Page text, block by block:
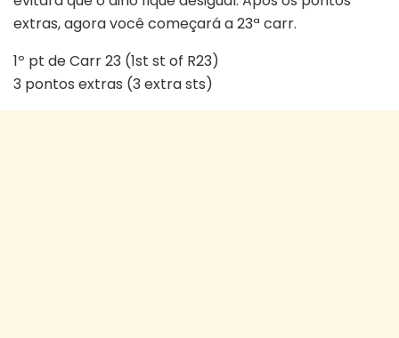
extras, agora você começará a 23ª carr.
1º pt de Carr 23 (1st st of R23)
3 pontos extras (3 extra sts)